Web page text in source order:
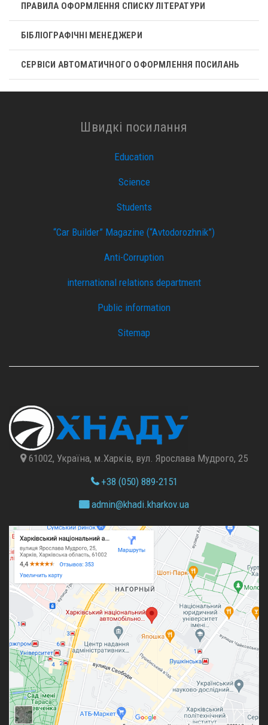
ПРАВИЛА ОФОРМЛЕННЯ СПИСКУ ЛІТЕРАТУРИ
БІБЛІОГРАФІЧНІ МЕНЕДЖЕРИ
СЕРВІСИ АВТОМАТИЧНОГО ОФОРМЛЕННЯ ПОСИЛАНЬ
Швидкі посилання
Education
Science
Students
“Car Builder” Magazine (“Avtodorozhnik”)
Anti-Corruption
international relations department
Public information
Sitemap
61002, Україна, м.Харків, вул. Ярослава Мудрого, 25
+38 (050) 889-2151
admin@khadi.kharkov.ua